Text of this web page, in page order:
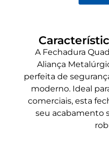
A Fechadura
Aliança
perfeita de
moderno. Ideal
comerciais, esta
seu acabamento